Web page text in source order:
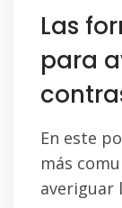
Las
para
En este
más
averiguar